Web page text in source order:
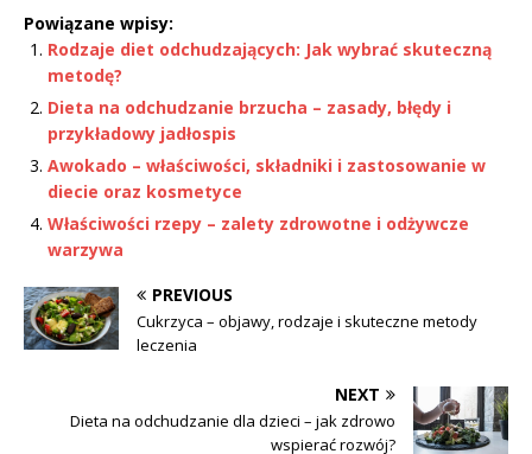
Powiązane wpisy:
Rodzaje diet odchudzających: Jak wybrać skuteczną
metodę?
Dieta na odchudzanie brzucha – zasady, błędy i
przykładowy jadłospis
Awokado – właściwości, składniki i zastosowanie w
diecie oraz kosmetyce
Właściwości rzepy – zalety zdrowotne i odżywcze
warzywa
PREVIOUS
Cukrzyca – objawy, rodzaje i skuteczne metody
leczenia
NEXT
Dieta na odchudzanie dla dzieci – jak zdrowo
wspierać rozwój?